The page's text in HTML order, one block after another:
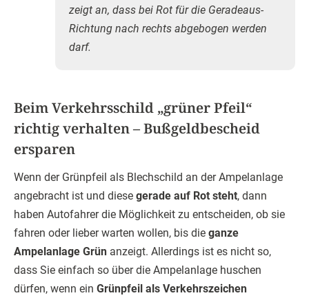
zeigt an, dass bei Rot für die Geradeaus-
Richtung nach rechts abgebogen werden
darf.
Beim Verkehrsschild „grüner Pfeil“
richtig verhalten – Bußgeldbescheid
ersparen
Wenn der Grünpfeil als Blechschild an der Ampelanlage
angebracht ist und diese gerade auf Rot steht, dann
haben Autofahrer die Möglichkeit zu entscheiden, ob sie
fahren oder lieber warten wollen, bis die ganze
Ampelanlage Grün anzeigt. Allerdings ist es nicht so,
dass Sie einfach so über die Ampelanlage huschen
dürfen, wenn ein Grünpfeil als Verkehrszeichen